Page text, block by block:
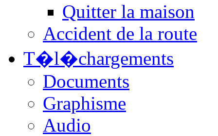
Quitter la maison
Accident de la route
T�l�chargements
Documents
Graphisme
Audio